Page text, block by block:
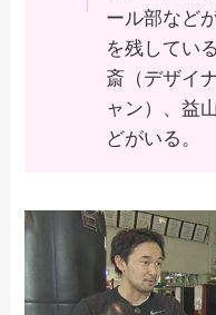
ール部など
を残してい
斎（デザイ
ャン）、益
どがいる。